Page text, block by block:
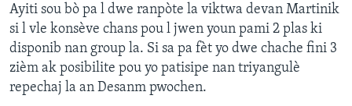
Ayiti sou bò pa l dwe ranpòte la viktwa devan Martinik
si l vle konsève chans pou l jwen youn pami 2 plas ki
disponib nan group la. Si sa pa fèt yo dwe chache fini 3
zièm ak posibilite pou yo patisipe nan triyangulè
repechaj la an Desanm pwochen.